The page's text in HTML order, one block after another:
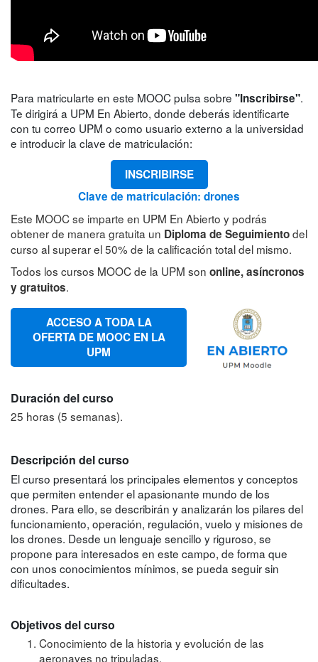
Para matricularte en este MOOC pulsa sobre "Inscribirse".
Te dirigirá a UPM En Abierto, donde deberás identificarte
con tu correo UPM o como usuario externo a la universidad
e introducir la clave de matriculación:
INSCRIBIRSE
Clave de matriculación: drones
Este MOOC se imparte en UPM En Abierto y podrás
obtener de manera gratuita un Diploma de Seguimientodel
curso al superar el 50% de la calificación total del mismo.
Todos los cursos MOOC de la UPM son online, asíncronos
y gratuitos.
ACCESO A TODA LA
OFERTA DE MOOC EN LA
UPM
Duración del curso
25 horas (5 semanas).
Descripción del curso
El curso presentará los principales elementos y conceptos
que permiten entender el apasionante mundo de los
drones. Para ello, se describirán y analizarán los pilares del
funcionamiento, operación, regulación, vuelo y misiones de
los drones. Desde un lenguaje sencillo y riguroso, se
propone para interesados en este campo, de forma que
con unos conocimientos mínimos, se pueda seguir sin
dificultades.
Objetivos del curso
Conocimiento de la historia y evolución de las
aeronaves no tripuladas.